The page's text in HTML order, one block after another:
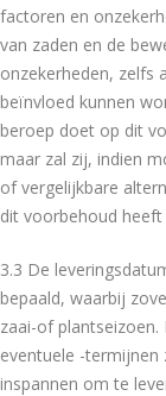
factoren en
van zaden en de
onzekerheden, zelfs
beïnvloed kunnen
beroep doet op dit
maar zal zij, indien
of vergelijkbare
dit voorbehoud
3.3 De
bepaald, waarbij
zaai-of
eventuele -termijnen
inspannen om te